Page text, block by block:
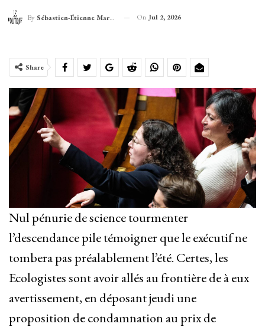
By Sébastien-Étienne Marechal On Jul 2, 2026
Share
Nul pénurie de science tourmenter
l’descendance pile témoigner que le exécutif ne
tombera pas préalablement l’été. Certes, les
Ecologistes sont avoir allés au frontière de à eux
avertissement, en déposant jeudi une
proposition de condamnation au prix de